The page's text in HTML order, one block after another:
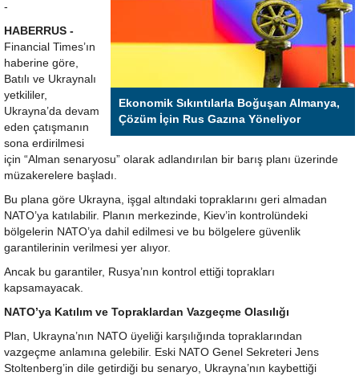
Ekonomik Sıkıntılarla Boğuşan Almanya,
Çözüm İçin Rus Gazına Yöneliyor
-
HABERRUS -
Financial Times’ın
haberine göre,
Batılı ve Ukraynalı
yetkililer,
Ukrayna’da devam
eden çatışmanın
sona erdirilmesi
için “Alman senaryosu” olarak adlandırılan bir barış planı üzerinde
müzakerelere başladı.
Bu plana göre Ukrayna, işgal altındaki topraklarını geri almadan
NATO’ya katılabilir. Planın merkezinde, Kiev’in kontrolündeki
bölgelerin NATO’ya dahil edilmesi ve bu bölgelere güvenlik
garantilerinin verilmesi yer alıyor.
Ancak bu garantiler, Rusya’nın kontrol ettiği toprakları
kapsamayacak.
NATO’ya Katılım ve Topraklardan Vazgeçme Olasılığı
Plan, Ukrayna’nın NATO üyeliği karşılığında topraklarından
vazgeçme anlamına gelebilir. Eski NATO Genel Sekreteri Jens
Stoltenberg’in dile getirdiği bu senaryo, Ukrayna’nın kaybettiği